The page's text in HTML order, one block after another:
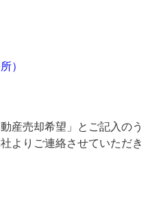
産売却希望」とご記入のう
よりご連絡させていただき